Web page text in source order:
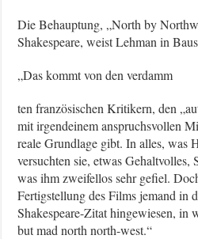
Die Behauptung, „North by
Shakespeare, weist Lehman in
„Das kommt von den verdamm
ten französischen Kritikern, den
mit irgendeinem anspruchsvollen
reale Grundlage gibt. In alles, was
versuchten sie, etwas Gehaltvolles,
was ihm zweifellos sehr gefiel.
Fertigstellung des Films jemand in
Shakespeare-Zitat hingewiesen, in
but mad north north-west.“